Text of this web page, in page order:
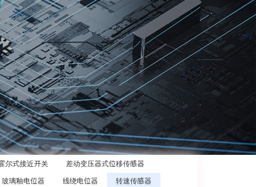
尔式接近开关
差动变压器式位移传感器
玻璃釉电位器 线绕电位器
转速传感器